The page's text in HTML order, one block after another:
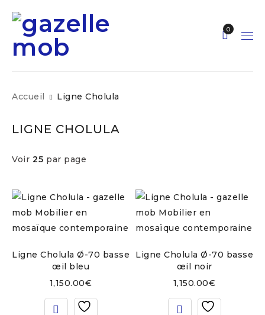
0
Accueil Ligne Cholula
LIGNE CHOLULA
Voir 25 par page
Ligne Cholula Ø-70 basse
œil bleu
1,150.00€
Ligne Cholula Ø-70 basse
œil noir
1,150.00€